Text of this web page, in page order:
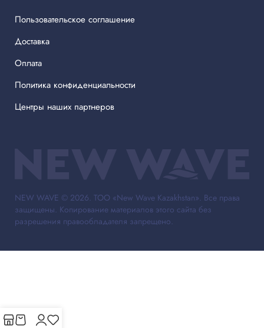
Пользовательское соглашение
Доставка
Оплата
Политика конфиденциальности
Центры наших партнеров
NEW WAVE © 2026. ТОО «New Wave Kazakhstan». Все права
защищены. Копирование материалов этого сайта без
разрешения правообладателя запрещено.